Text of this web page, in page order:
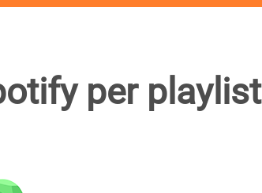
per playlist